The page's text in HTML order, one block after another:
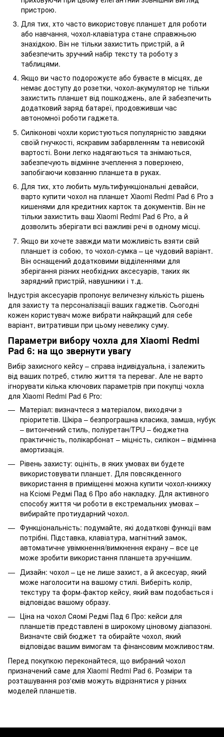
пристрою.
Для тих, хто часто використовує планшет для роботи
або навчання, чохол-клавіатура стане справжньою
знахідкою. Він не тільки захистить пристрій, а й
забезпечить зручний набір тексту та роботу з
таблицями.
Якщо ви часто подорожуєте або буваєте в місцях, де
немає доступу до розетки, чохол-акумулятор не тільки
захистить планшет від пошкоджень, але й забезпечить
додатковий заряд батареї, продовживши час
автономної роботи гаджета.
Силіконові чохли користуються популярністю завдяки
своїй гнучкості, яскравим забарвленням та невисокій
вартості. Вони легко надягаються та знімаються,
забезпечують відмінне зчеплення з поверхнею,
запобігаючи ковзанню планшета в руках.
Для тих, хто любить мультифункціональні девайси,
варто купити чохол на планшет Xiaomi Redmi Pad 6 Pro з
кишенями для кредитних карток та документів. Він не
тільки захистить ваш Xiaomi Redmi Pad 6 Pro, а й
дозволить зберігати всі важливі речі в одному місці.
Якщо ви хочете завжди мати можливість взяти свій
планшет із собою, то чохол-сумка – це чудовий варіант.
Він оснащений додатковими відділеннями для
зберігання різних необхідних аксесуарів, таких як
зарядний пристрій, навушники і т.д.
Індустрія аксесуарів пропонує величезну кількість рішень
для захисту та персоналізації ваших гаджетів. Сьогодні
кожен користувач може вибрати найкращий для себе
варіант, витративши при цьому невелику суму.
Параметри вибору чохла для Xiaomi Redmi
Pad 6: на що звернути увагу
Вибір захисного кейсу – справа індивідуальна, і залежить
від ваших потреб, стилю життя та переваг. Але не варто
ігнорувати кілька ключових параметрів при покупці чохла
для Xiaomi Redmi Pad 6 Pro:
Матеріал: визначтеся з матеріалом, виходячи з
пріоритетів. Шкіра – безпрограшна класика, замша, нубук
– витончений стиль, поліуретан/TPU – бюджетна
практичність, полікарбонат – міцність, силікон – відмінна
амортизація.
Рівень захисту: оцініть, в яких умовах ви будете
використовувати планшет. Для повсякденного
використання в приміщенні можна купити чохол-книжку
на Ксіомі Редмі Пад 6 Про або накладку. Для активного
способу життя чи роботи в екстремальних умовах –
вибирайте протиударний чохол.
Функціональність: подумайте, які додаткові функції вам
потрібні. Підставка, клавіатура, магнітний замок,
автоматичне увімкнення/вимкнення екрану – все це
може зробити використання планшета зручнішим.
Дизайн: чохол – це не лише захист, а й аксесуар, який
може наголосити на вашому стилі. Виберіть колір,
текстуру та форм-фактор кейсу, який вам подобається і
відповідає вашому образу.
Ціна на чохол Сяомі Редмі Пад 6 Про: кейси для
планшетів представлені в широкому ціновому діапазоні.
Визначте свій бюджет та обирайте чохол, який
відповідає вашим вимогам та фінансовим можливостям.
Перед покупкою переконайтеся, що вибраний чохол
призначений саме для Xiaomi Redmi Pad 6. Розміри та
розташування роз'ємів можуть відрізнятися у різних
моделей планшетів.